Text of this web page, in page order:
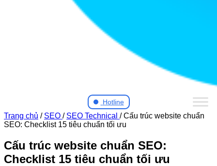
Hotline
Trang chủ / SEO / SEO Technical / Cấu trúc website chuẩn
SEO: Checklist 15 tiêu chuẩn tối ưu
Cấu trúc website chuẩn SEO:
Checklist 15 tiêu chuẩn tối ưu